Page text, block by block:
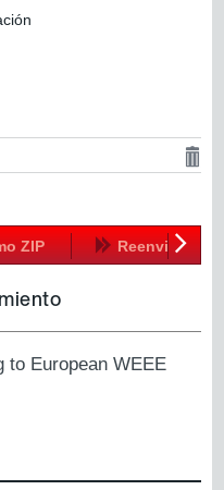
ZIP Reenviar
to European WEEE